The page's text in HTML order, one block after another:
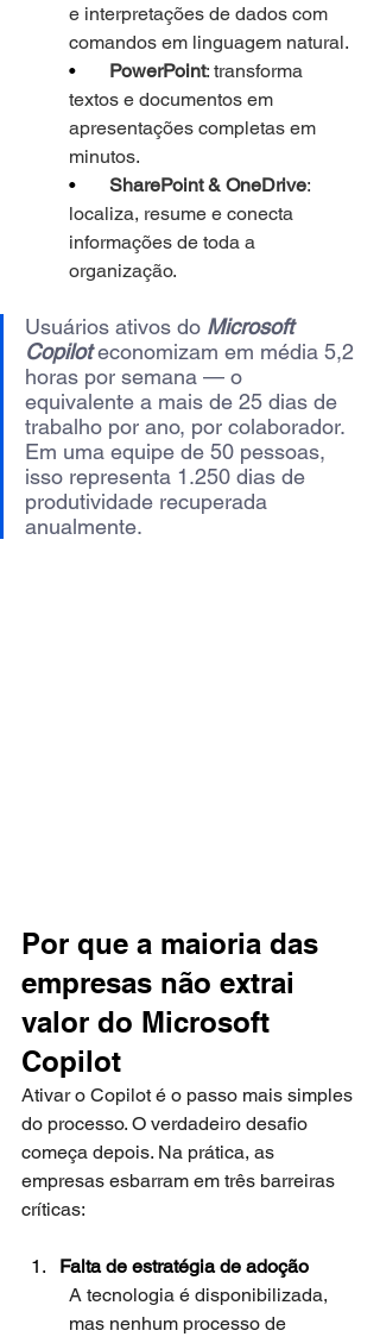
e interpretações de dados com
comandos em linguagem natural.
• PowerPoint: transforma
textos e documentos em
apresentações completas em
minutos.
• SharePoint & OneDrive:
localiza, resume e conecta
informações de toda a
organização.
Usuários ativos do Microsoft
Copilot economizam em média 5,2
horas por semana — o
equivalente a mais de 25 dias de
trabalho por ano, por colaborador.
Em uma equipe de 50 pessoas,
isso representa 1.250 dias de
produtividade recuperada
anualmente.
Por que a maioria das
empresas não extrai
valor do Microsoft
Copilot
Ativar o Copilot é o passo mais simples
do processo. O verdadeiro desafio
começa depois. Na prática, as
empresas esbarram em três barreiras
críticas:
Falta de estratégia de adoção
A tecnologia é disponibilizada,
mas nenhum processo de